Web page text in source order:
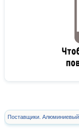
Поставщики.